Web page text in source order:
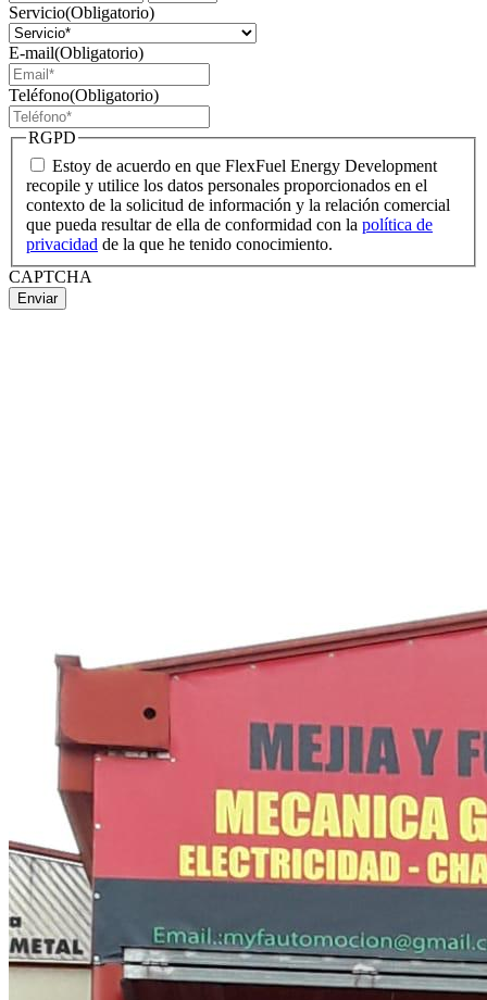
Servicio(Obligatorio)
E-mail(Obligatorio)
Teléfono(Obligatorio)
RGPD
Estoy de acuerdo en que FlexFuel Energy Development
recopile y utilice los datos personales proporcionados en el
contexto de la solicitud de información y la relación comercial
que pueda resultar de ella de conformidad con la política de
privacidad de la que he tenido conocimiento.
CAPTCHA